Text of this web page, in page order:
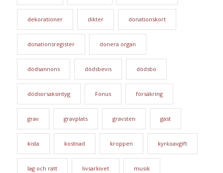
dekorationer dikter donationskort
donationsregister donera organ
dödsannons dödsbevis dödsbo
dödsorsaksintyg Fonus försäkring
grav gravplats gravsten gäst
kista kostnad kroppen kyrkoavgift
lag och rätt livsarkivet musik